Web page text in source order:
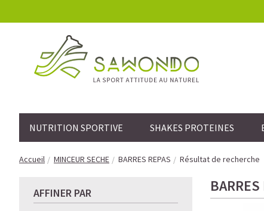
NUTRITION SPORTIVE SHAKES PROTEINES
Accueil MINCEUR SECHE BARRES REPAS Résultat de recherche
AFFINER PAR BARRES